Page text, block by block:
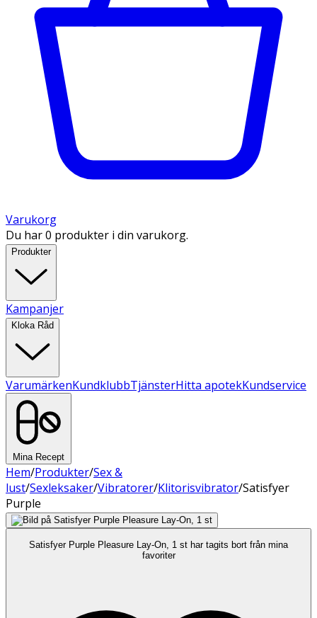
Varukorg
Du har 0 produkter i din varukorg.
Produkter
Kampanjer
Kloka Råd
VarumärkenKundklubbTjänsterHitta apotekKundservice
Mina Recept
Hem/Produkter/Sex &
lust/Sexleksaker/Vibratorer/Klitorisvibrator/Satisfyer
Purple
Satisfyer Purple Pleasure Lay-On, 1 st har tagits bort från mina
favoriter